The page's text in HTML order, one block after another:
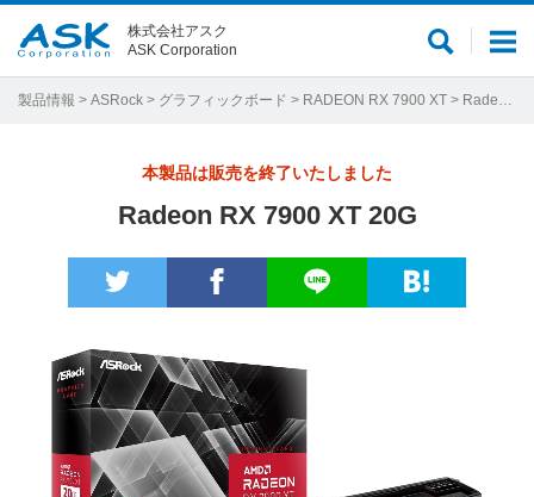
メ
ュ
サ
ト
株式会社アスク
ASK Corporation
製品情報 > ASRock > グラフィックボード > RADEON RX 7900 XT > Radeon RX 7900 XT 20G
本製品は販売を終了いたしました
Radeon RX 7900 XT 20G